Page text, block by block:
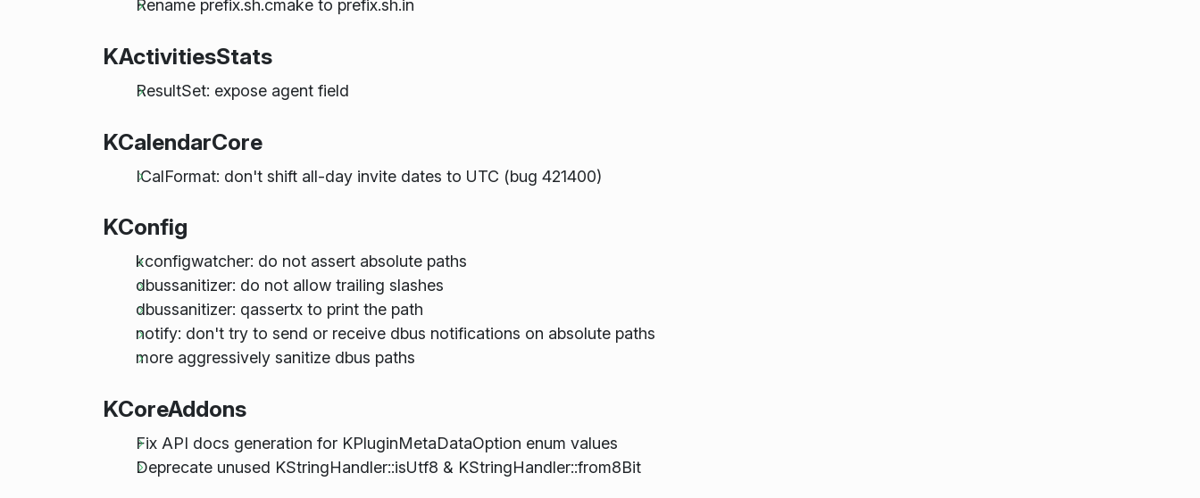
Rename prefix.sh.cmake to prefix.sh.in
KActivitiesStats
ResultSet: expose agent field
KCalendarCore
ICalFormat: don't shift all-day invite dates to UTC (bug 421400)
KConfig
kconfigwatcher: do not assert absolute paths
dbussanitizer: do not allow trailing slashes
dbussanitizer: qassertx to print the path
notify: don't try to send or receive dbus notifications on absolute paths
more aggressively sanitize dbus paths
KCoreAddons
Fix API docs generation for KPluginMetaDataOption enum values
Deprecate unused KStringHandler::isUtf8 & KStringHandler::from8Bit